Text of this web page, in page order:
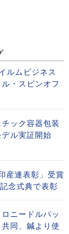
ルムビジネス
・スピンオフ
ック容器包装
デル実証開始
連表彰」受賞
念式典で表彰
ニードルパッ
同、鍼より使